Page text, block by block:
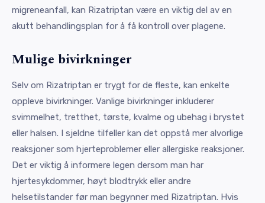
migreneanfall, kan Rizatriptan være en viktig del av en
akutt behandlingsplan for å få kontroll over plagene.
Mulige bivirkninger
Selv om Rizatriptan er trygt for de fleste, kan enkelte
oppleve bivirkninger. Vanlige bivirkninger inkluderer
svimmelhet, tretthet, tørste, kvalme og ubehag i brystet
eller halsen. I sjeldne tilfeller kan det oppstå mer alvorlige
reaksjoner som hjerteproblemer eller allergiske reaksjoner.
Det er viktig å informere legen dersom man har
hjertesykdommer, høyt blodtrykk eller andre
helsetilstander før man begynner med Rizatriptan. Hvis